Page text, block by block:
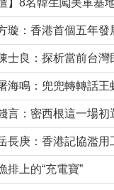
排上的“充電寶”